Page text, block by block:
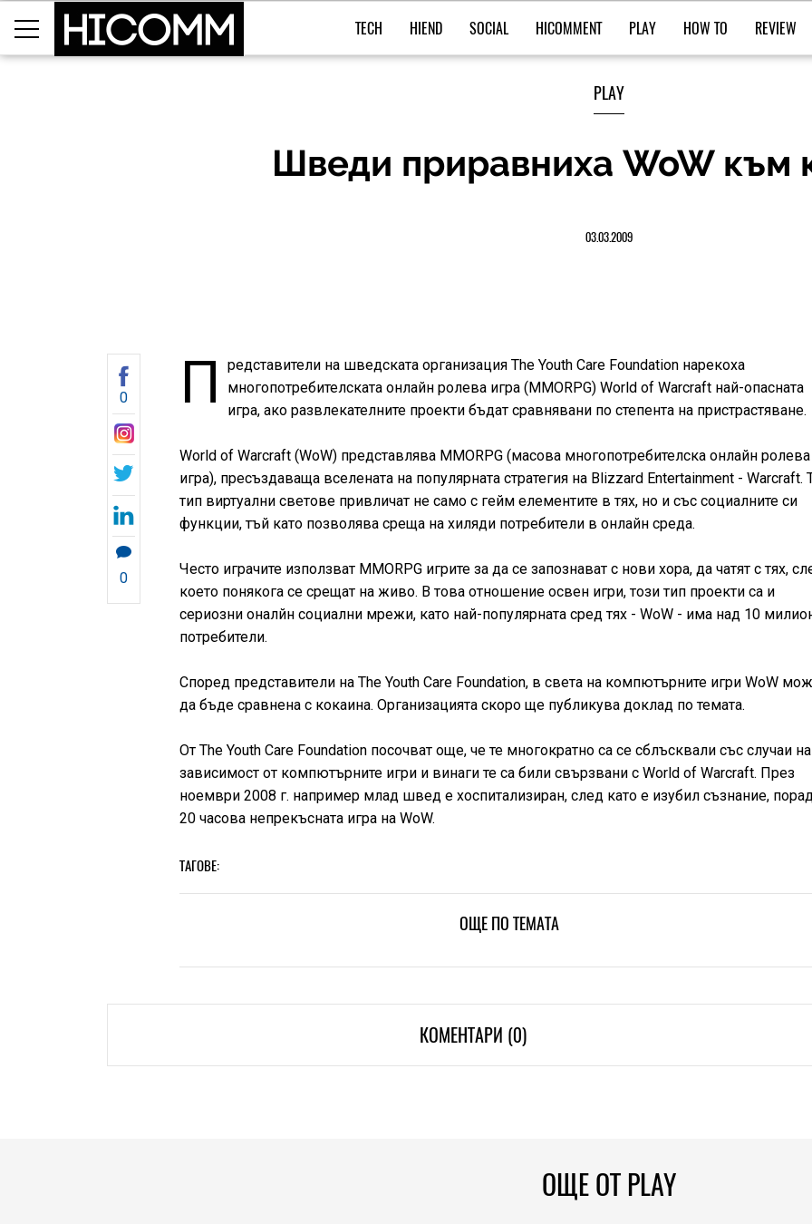
TECH HIEND SOCIAL HICOMMENT PLAY HOW TO REVIEW
PLAY
Шведи приравниха WoW към
03.03.2009
0
0
П
редставители на шведската организация The Youth Care Foundation нарекоха
многопотребителската онлайн ролева игра (MMORPG) World of Warcraft най-опасната
игра, ако развлекателните проекти бъдат сравнявани по степента на пристрастяване.
World of Warcraft (WoW) представлява MMORPG (масова многопотребителска онлайн ролева
игра), пресъздаваща вселената на популярната стратегия на Blizzard Entertainment - Warcraft.
тип виртуални светове привличат не само с гейм елементите в тях, но и със социалните си
функции, тъй като позволява среща на хиляди потребители в онлайн среда.
Често играчите използват MMORPG игрите за да се запознават с нови хора, да чатят с тях,
което понякога се срещат на живо. В това отношение освен игри, този тип проекти са и
сериозни оналйн социални мрежи, като най-популярната сред тях - WoW - има над 10
потребители.
Според представители на The Youth Care Foundation, в света на компютърните игри WoW
да бъде сравнена с кокаина. Организацията скоро ще публикува доклад по темата.
От The Youth Care Foundation посочват още, че те многократно са се сблъсквали със случаи на
зависимост от компютърните игри и винаги те са били свързвани с World of Warcraft. През
ноември 2008 г. например млад швед е хоспитализиран, след като е изубил съзнание,
20 часова непрекъсната игра на WoW.
ТАГОВЕ:
ОЩЕ ПО ТЕМАТА
КОМЕНТАРИ (0)
ОЩЕ ОТ PLAY